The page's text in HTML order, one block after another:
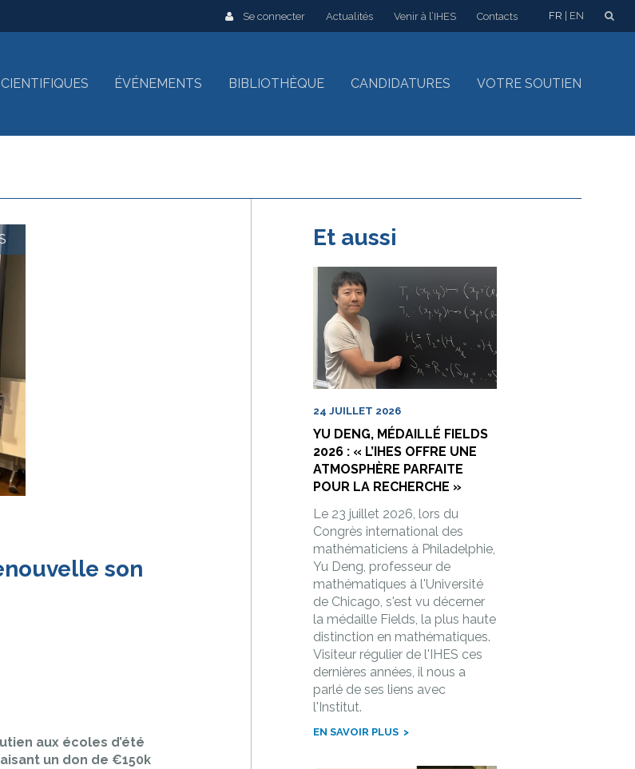
ÉVÉNEMENTS BIBLIOTHÈQUE CANDIDATURES VOTRE SOUTIEN
Se connecter Actualités Venir à l’IHES Contacts FR EN
son
aux écoles d’été
un don de €150k
Et aussi
24 JUILLET 2026
YU DENG, MÉDAILLÉ FIELDS
2026 : « L’IHES OFFRE UNE
ATMOSPHÈRE PARFAITE
POUR LA RECHERCHE »
Le 23 juillet 2026, lors du
Congrès international des
mathématiciens à Philadelphie,
Yu Deng, professeur de
mathématiques à l'Université
de Chicago, s'est vu décerner
la médaille Fields, la plus haute
distinction en mathématiques.
Visiteur régulier de l'IHES ces
dernières années, il nous a
parlé de ses liens avec
l'Institut.
EN SAVOIR PLUS